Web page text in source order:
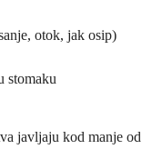
otok, jak osip)
stomaku
javljaju kod manje od